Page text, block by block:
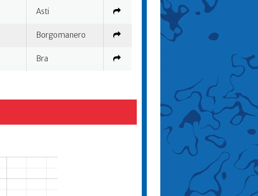
Asti
Borgomanero
Bra